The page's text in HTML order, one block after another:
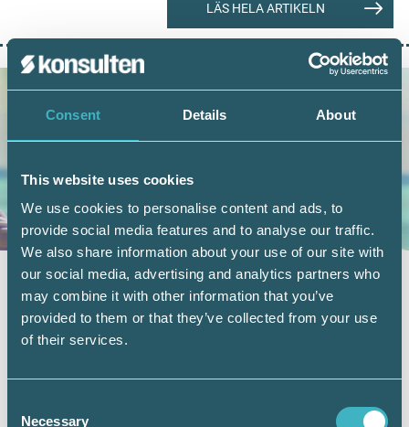
Consent Details About
This website uses cookies
We use cookies to personalise content and ads, to
provide social media features and to analyse our traffic.
We also share information about your use of our site with
our social media, advertising and analytics partners who
may combine it with other information that you’ve
provided to them or that they’ve collected from your use
of their services.
Necessary
LÄS HELA ARTIKELN
ARTIKLAR 23 juni 2026
Sjukskrivning och semester – vad
gäller?
som ofta väcker frågor hos både arbetsgivare